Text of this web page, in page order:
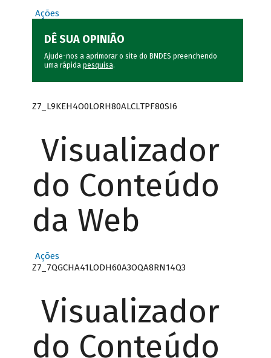
Ações
DÊ SUA OPINIÃO
Ajude-nos a aprimorar o site do BNDES preenchendo
uma rápida pesquisa.
Z7_L9KEH4O0LORH80ALCLTPF80SI6
Visualizador
do Conteúdo
da Web
Ações
Z7_7QGCHA41LODH60A3OQA8RN14Q3
Visualizador
do Conteúdo